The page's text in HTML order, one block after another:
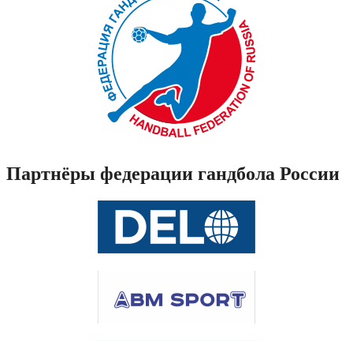
Партнёры федерации гандбола России